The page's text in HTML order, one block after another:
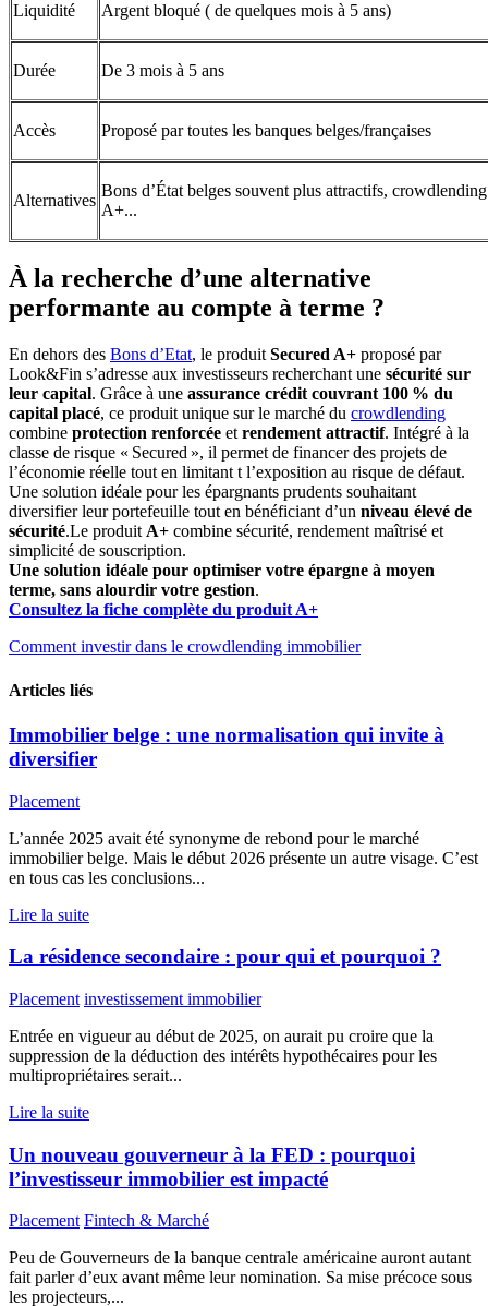
Liquidité Argent bloqué ( de quelques mois à 5 ans)
Durée De 3 mois à 5 ans
Accès Proposé par toutes les banques belges/françaises
Alternatives
Bons d’État belges souvent plus attractifs,
A+...
À la recherche d’une alternative
performante au compte à terme ?
En dehors des Bons d’Etat, le produit Secured A+ proposé par
Look&Fin s’adresse aux investisseurs recherchant une sécurité sur
leur capital. Grâce à une assurance crédit couvrant 100 % du
capital placé, ce produit unique sur le marché du crowdlending
combine protection renforcée et rendement attractif. Intégré à la
classe de risque « Secured », il permet de financer des projets de
l’économie réelle tout en limitant t l’exposition au risque de défaut.
Une solution idéale pour les épargnants prudents souhaitant
diversifier leur portefeuille tout en bénéficiant d’un niveau élevé de
sécurité.Le produit A+ combine sécurité, rendement maîtrisé et
simplicité de souscription.
Une solution idéale pour optimiser votre épargne à moyen
terme, sans alourdir votre gestion.
Consultez la fiche complète du produit A+
Comment investir dans le crowdlending immobilier
Articles liés
Immobilier belge : une normalisation qui invite à
diversifier
Placement
L’année 2025 avait été synonyme de rebond pour le marché
immobilier belge. Mais le début 2026 présente un autre visage. C’est
en tous cas les conclusions...
Lire la suite
La résidence secondaire : pour qui et pourquoi ?
Placement investissement immobilier
Entrée en vigueur au début de 2025, on aurait pu croire que la
suppression de la déduction des intérêts hypothécaires pour les
multipropriétaires serait...
Lire la suite
Un nouveau gouverneur à la FED : pourquoi
l’investisseur immobilier est impacté
Placement Fintech & Marché
Peu de Gouverneurs de la banque centrale américaine auront autant
fait parler d’eux avant même leur nomination. Sa mise précoce sous
les projecteurs,...